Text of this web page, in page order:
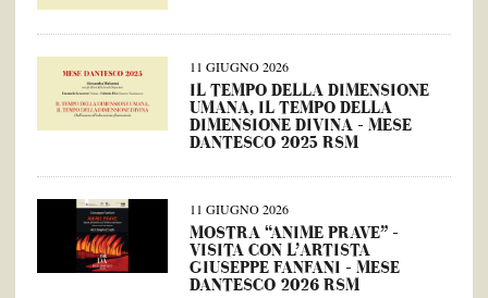
11 GIUGNO 2026
IL TEMPO DELLA DIMENSIONE
UMANA, IL TEMPO DELLA
DIMENSIONE DIVINA – MESE
DANTESCO 2025 RSM
11 GIUGNO 2026
MOSTRA “ANIME PRAVE” –
VISITA CON L’ARTISTA
GIUSEPPE FANFANI – MESE
DANTESCO 2026 RSM